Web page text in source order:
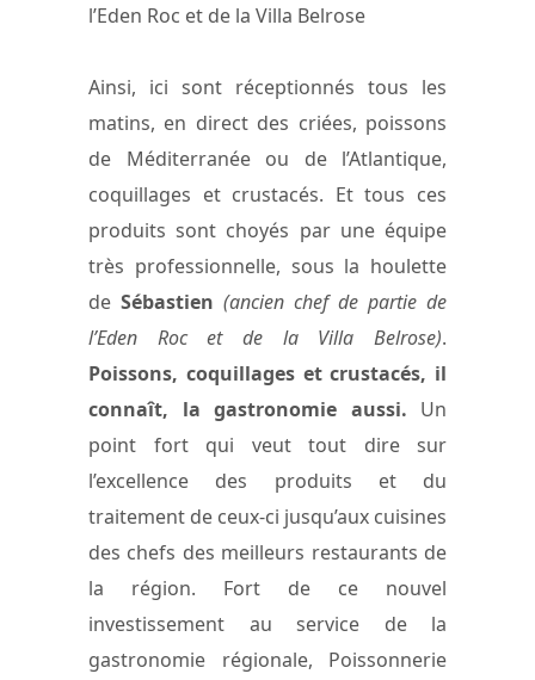
l’Eden Roc et de la Villa Belrose
Ainsi, ici sont réceptionnés tous les
matins, en direct des criées, poissons
de Méditerranée ou de l’Atlantique,
coquillages et crustacés. Et tous ces
produits sont choyés par une équipe
très professionnelle, sous la houlette
de Sébastien (ancien chef de partie de
l’Eden Roc et de la Villa Belrose).
Poissons, coquillages et crustacés, il
connaît, la gastronomie aussi. Un
point fort qui veut tout dire sur
l’excellence des produits et du
traitement de ceux-ci jusqu’aux cuisines
des chefs des meilleurs restaurants de
la région. Fort de ce nouvel
investissement au service de la
gastronomie régionale, Poissonnerie